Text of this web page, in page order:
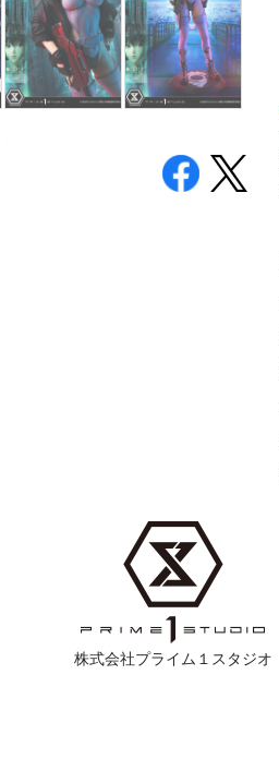
株式会社プライム１スタジオ